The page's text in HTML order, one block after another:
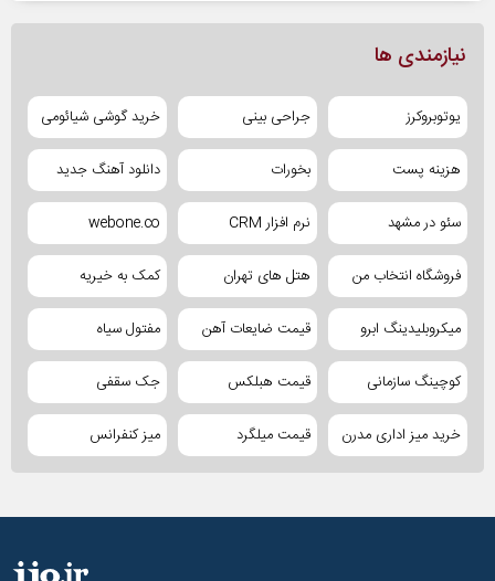
نیازمندی ها
یوتوبروکرز جراحی بینی خرید گوشی شیائومی
هزینه پست بخورات دانلود آهنگ جدید
سئو در مشهد نرم افزار CRM webone.co
فروشگاه انتخاب من هتل های تهران کمک به خیریه
میکروبلیدینگ ابرو قیمت ضایعات آهن مفتول سیاه
کوچینگ سازمانی قیمت هبلکس جک سقفی
خرید میز اداری مدرن قیمت میلگرد میز کنفرانس